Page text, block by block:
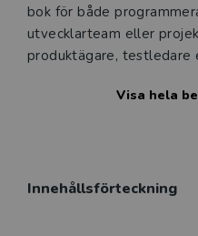
bok för både
utvecklarteam eller
produktägare, testledare
som berörs avVisa hela
Innehållsförteckning